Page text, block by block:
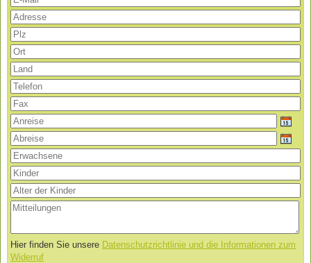
Hier finden Sie unsere Datenschutzrichtlinie und die Informationen zum
Widerruf